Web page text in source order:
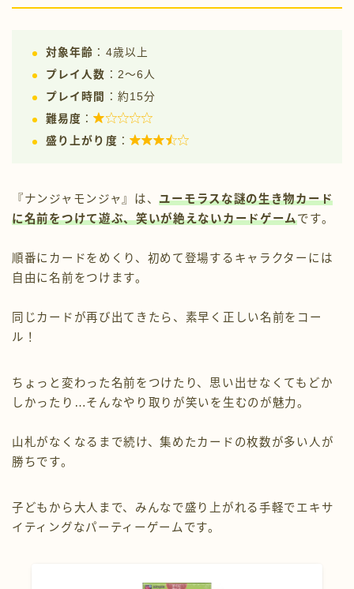
対象年齢 ：4歳以上
プレイ人数 ：2〜6人
プレイ時間
：約15分
難易度 ：
盛り上がり度 ： 
『ナンジャモンジャ』は、ユーモラスな謎の生き物カード
に名前をつけて遊ぶ、笑いが絶えないカードゲームです。
順番にカードをめくり、初めて登場するキャラクターには
自由に名前をつけます。
同じカードが再び出てきたら、素早く正しい名前をコー
ル！
ちょっと変わった名前をつけたり、思い出せなくてもどか
しかったり…そんなやり取りが笑いを生むのが魅力。
山札がなくなるまで続け、集めたカードの枚数が多い人が
勝ちです。
子どもから大人まで、みんなで盛り上がれる手軽でエキサ
イティングなパーティーゲームです。